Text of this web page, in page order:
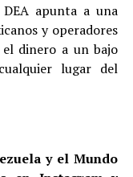
apunta a una
y operadores
dinero a un bajo
lugar del
y el Mundo